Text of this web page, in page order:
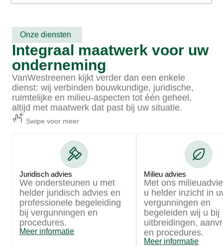
Onze diensten
Integraal maatwerk voor uw
onderneming
VanWestreenen kijkt verder dan een enkele
dienst: wij verbinden bouwkundige, juridische,
ruimtelijke en milieu-aspecten tot één geheel,
altijd met maatwerk dat past bij uw situatie.
Swipe voor meer
Juridisch advies
We ondersteunen u met
helder juridisch advies en
professionele begeleiding
bij vergunningen en
procedures.
Meer informatie
Milieu advies
Met ons
u helder inzicht in
vergunningen en
begeleiden wij u bij
uitbreidingen,
en procedures.
Meer informatie